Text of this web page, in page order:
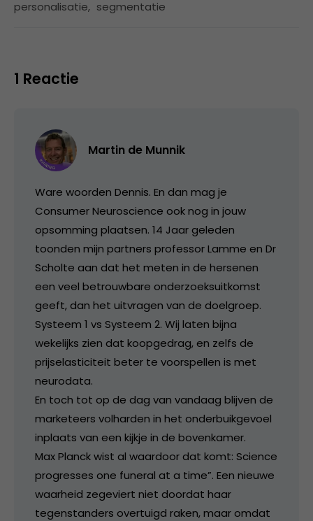
personalisatie, segmentatie
1 Reactie
Martin de Munnik
Ware woorden Dennis. En dan mag je
Consumer Neuroscience ook nog in jouw
opsomming plaatsen. 14 Jaar geleden
toonden mijn partners professor Lamme en Dr
Scholte aan dat het meten in de hersenen
een veel betrouwbare onderzoeksuitkomst
geeft, dan het uitvragen van de doelgroep.
Systeem 1 vs Systeem 2. Wij laten bijna
wekelijks zien dat koopgedrag, en zelfs de
prijselasticiteit beter te voorspellen is met
neurodata.
En toch tot op de dag van vandaag blijven de
marketeers volharden in het onderbuikgevoel
inplaats van een kijkje in de bovenkamer.
Max Planck wist al waardoor dat komt: Science
progresses one funeral at a time”. Een nieuwe
waarheid zegeviert niet doordat haar
tegenstanders overtuigd raken, maar omdat